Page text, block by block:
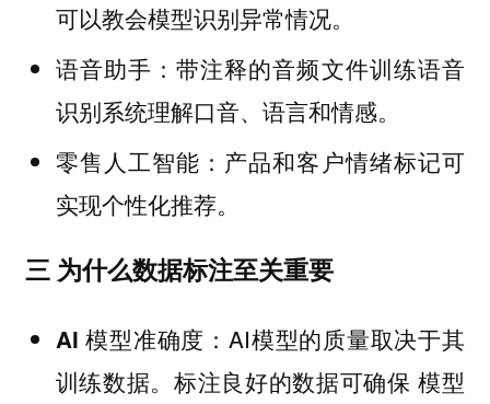
可以教会模型识别异常情况。
语音助手 ：带注释的音频文件训练语音
识别系统理解口音、语言和情感。
零售人工智能 ：产品和客户情绪标记可
实现个性化推荐。
三 为什么数据标注至关重要
AI 模型准确度 ：AI模型的质量取决于其
训练数据。标注良好的数据可确保 模型